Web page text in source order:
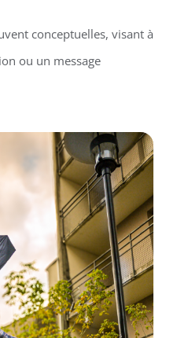
conceptuelles, visant à
ou un message